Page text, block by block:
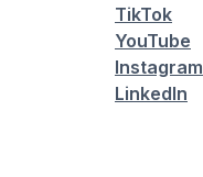
TikTok
YouTube
Instagram
LinkedIn